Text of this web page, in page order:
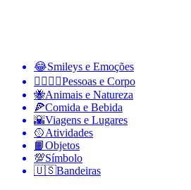
😂Smileys e Emoções
👩‍❤️‍💋‍👨Pessoas e Corpo
🐝Animais e Natureza
🍕Comida e Bebida
🌇Viagens e Lugares
🥎Atividades
📙Objetos
💯Símbolo
🇺🇸Bandeiras